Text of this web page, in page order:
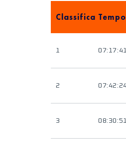
Classifica Tempo
1 07:17:41
2 07:42:24
3 08:30:51